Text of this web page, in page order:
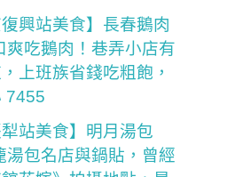
復興站美食】長春鵝肉
爽吃鵝肉！巷弄小店有
上班族省錢吃粗飽，
7455
犁站美食】明月湯包
湯包名店與鍋貼，曾經